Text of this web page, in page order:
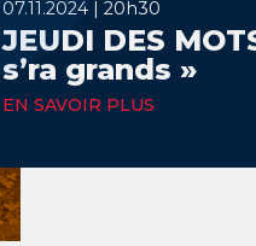
07.11.2024 | 20h30
JEUDI DES
s’ra grands »
EN SAVOIR PLUS